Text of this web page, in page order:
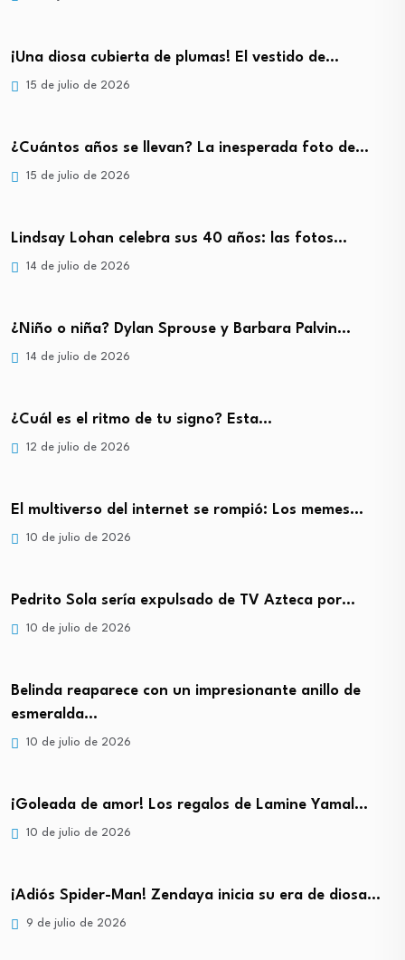
¡Una diosa cubierta de plumas! El vestido de…
15 de julio de 2026
¿Cuántos años se llevan? La inesperada foto de…
15 de julio de 2026
Lindsay Lohan celebra sus 40 años: las fotos…
14 de julio de 2026
¿Niño o niña? Dylan Sprouse y Barbara Palvin…
14 de julio de 2026
¿Cuál es el ritmo de tu signo? Esta…
12 de julio de 2026
El multiverso del internet se rompió: Los memes…
10 de julio de 2026
Pedrito Sola sería expulsado de TV Azteca por…
10 de julio de 2026
Belinda reaparece con un impresionante anillo de
esmeralda…
10 de julio de 2026
¡Goleada de amor! Los regalos de Lamine Yamal…
10 de julio de 2026
¡Adiós Spider-Man! Zendaya inicia su era de diosa…
9 de julio de 2026